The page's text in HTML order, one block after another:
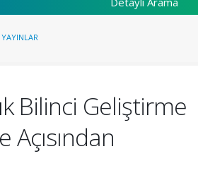
Bilinci Geliştirme